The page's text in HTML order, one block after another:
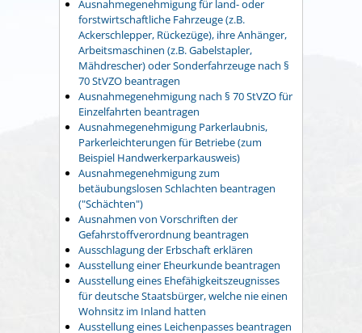
Ausnahmegenehmigung für land- oder
forstwirtschaftliche Fahrzeuge (z.B.
Ackerschlepper, Rückezüge), ihre Anhänger,
Arbeitsmaschinen (z.B. Gabelstapler,
Mähdrescher) oder Sonderfahrzeuge nach §
70 StVZO beantragen
Ausnahmegenehmigung nach § 70 StVZO für
Einzelfahrten beantragen
Ausnahmegenehmigung Parkerlaubnis,
Parkerleichterungen für Betriebe (zum
Beispiel Handwerkerparkausweis)
Ausnahmegenehmigung zum
betäubungslosen Schlachten beantragen
("Schächten")
Ausnahmen von Vorschriften der
Gefahrstoffverordnung beantragen
Ausschlagung der Erbschaft erklären
Ausstellung einer Eheurkunde beantragen
Ausstellung eines Ehefähigkeitszeugnisses
für deutsche Staatsbürger, welche nie einen
Wohnsitz im Inland hatten
Ausstellung eines Leichenpasses beantragen